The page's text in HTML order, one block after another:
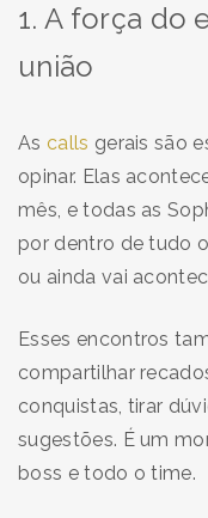
1. A força do
união
As calls gerais são
opinar. Elas
mês, e todas as
por dentro de tudo
ou ainda vai
Esses encontros
compartilhar
conquistas, tirar
sugestões. É um
boss e todo o time.